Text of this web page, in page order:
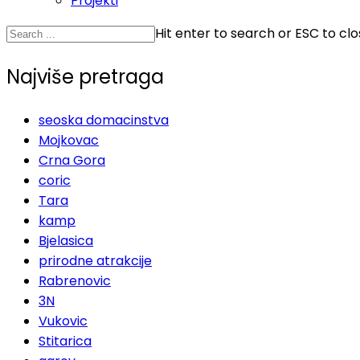
Hit enter to search or ESC to
Najviše pretraga
seoska domacinstva
Mojkovac
Crna Gora
coric
Tara
kamp
Bjelasica
prirodne atrakcije
Rabrenovic
3N
Vukovic
Stitarica